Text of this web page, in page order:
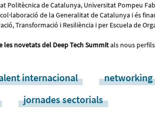
Politècnica de Catalunya, Universitat Pompeu
de la Generalitat de Catalunya i és
Transformació i Resiliència i per Escuela de
les novetats del Deep Tech Summitals nous
internacional networking
jornades sectorials